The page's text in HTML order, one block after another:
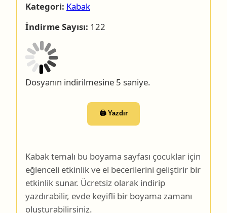
Kategori: Kabak
İndirme Sayısı: 122
Dosyanın indirilmesine 4 saniye.
etkinlik sunar. Ücretsiz olarak indirip
yazdırabilir, evde keyifli bir boyama zamanı
oluşturabilirsiniz.